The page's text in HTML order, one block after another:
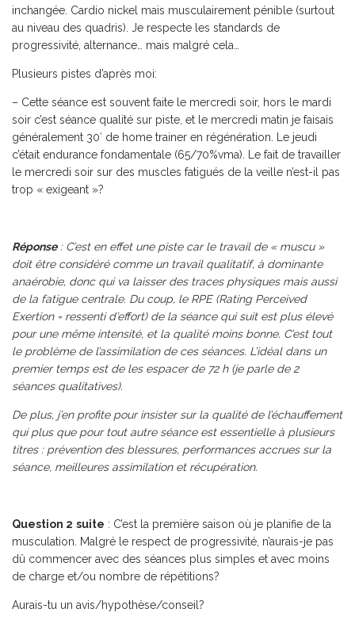
inchangée. Cardio nickel mais musculairement pénible (surtout
au niveau des quadris). Je respecte les standards de
progressivité, alternance… mais malgré cela…
Plusieurs pistes d’après moi:
– Cette séance est souvent faite le mercredi soir, hors le mardi
soir c’est séance qualité sur piste, et le mercredi matin je faisais
généralement 30′ de home trainer en régénération. Le jeudi
c’était endurance fondamentale (65/70%vma). Le fait de travailler
le mercredi soir sur des muscles fatigués de la veille n’est-il pas
trop « exigeant »?
Réponse: C’est en effet une piste car le travail de « muscu »
doit être considéré comme un travail qualitatif, à dominante
anaérobie, donc qui va laisser des traces physiques mais aussi
de la fatigue centrale. Du coup, le RPE (Rating Perceived
Exertion = ressenti d’effort) de la séance qui suit est plus élevé
pour une même intensité, et la qualité moins bonne. C’est tout
le problème de l’assimilation de ces séances. L’idéal dans un
premier temps est de les espacer de 72 h (je parle de 2
séances qualitatives).
De plus, j’en profite pour insister sur la qualité de l’échauffement
qui plus que pour tout autre séance est essentielle à plusieurs
titres : prévention des blessures, performances accrues sur la
séance, meilleures assimilation et récupération.
Question 2 suite : C’est la première saison où je planifie de la
musculation. Malgré le respect de progressivité, n’aurais-je pas
dû commencer avec des séances plus simples et avec moins
de charge et/ou nombre de répétitions?
Aurais-tu un avis/hypothèse/conseil?